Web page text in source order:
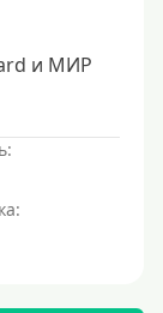
и МИР